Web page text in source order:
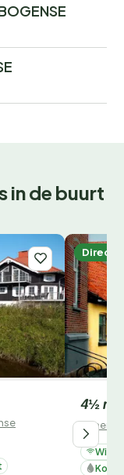
in de buurt
Direct
4½
Wifi